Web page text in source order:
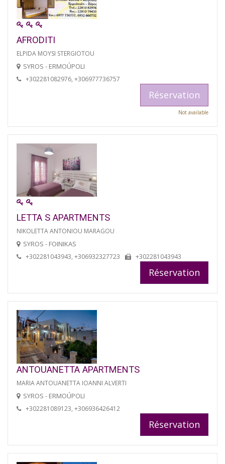
AFRODITI
ELPIDA MOYSI STERGIOTOU
SYROS - ERMOÚPOLI
+302281082976, +306977736757
Réservation
Not available
LETTA S APARTMENTS
NIKOLETTA ANTONIOU MARAGOU
SYROS - FOINIKAS
+302281043943, +306932327723 +302281043943
Réservation
ANTOUANETTA APARTMENTS
MARIA ANTOUANETTA IOANNI ALVERTI
SYROS - ERMOÚPOLI
+302281089123, +306936426412
Réservation